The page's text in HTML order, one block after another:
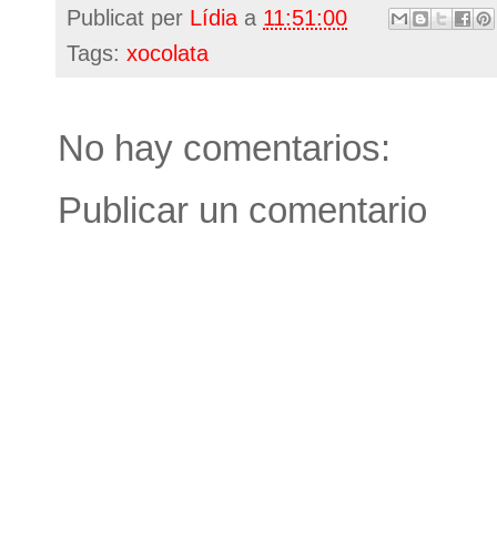
Publicat per Lídia a 11:51:00
Tags: xocolata
No hay comentarios:
Publicar un comentario